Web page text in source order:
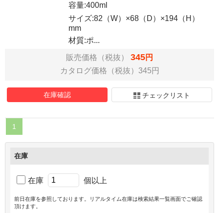
容量:400ml
サイズ:82（W）×68（D）×194（H）
mm
材質:ポ...
販売価格（税抜） 345円
カタログ価格（税抜）345円
在庫確認 チェックリスト
1
在庫
在庫 個以上
前日在庫を参照しております。リアルタイム在庫は検索結果一覧画面でご確認
頂けます。